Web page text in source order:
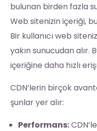
bulunan birden fazla
Web sitenizin içeriği,
Bir kullanıcı web
yakın sunucudan alır.
içeriğine daha hızlı
CDN’lerin birçok
şunlar yer alır:
Performans: